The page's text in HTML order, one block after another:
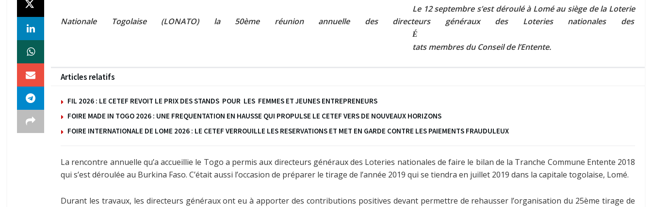
Le 12 septembre s’est déroulé à Lomé au siège de la Loterie
Nationale Togolaise (LONATO) la 50ème réunion annuelle des directeurs généraux des Loteries nationales des
É
tats membres du Conseil de l’Entente.
Articles relatifs
FIL 2026 : LE CETEF REVOIT LE PRIX DES STANDS POUR LES FEMMES ET JEUNES ENTREPRENEURS
FOIRE MADE IN TOGO 2026 : UNE FREQUENTATION EN HAUSSE QUI PROPULSE LE CETEF VERS DE NOUVEAUX HORIZONS
FOIRE INTERNATIONALE DE LOME 2026 : LE CETEF VERROUILLE LES RESERVATIONS ET MET EN GARDE CONTRE LES PAIEMENTS FRAUDULEUX
La rencontre annuelle qu’a accueillie le Togo a permis aux directeurs généraux des Loteries nationales de faire le bilan de la Tranche Commune Entente 2018
qui s’est déroulée au Burkina Faso. C’était aussi l’occasion de préparer le tirage de l’année 2019 qui se tiendra en juillet 2019 dans la capitale togolaise, Lomé.
Durant les travaux, les directeurs généraux ont eu à apporter des contributions positives devant permettre de rehausser l’organisation du 25ème tirage de